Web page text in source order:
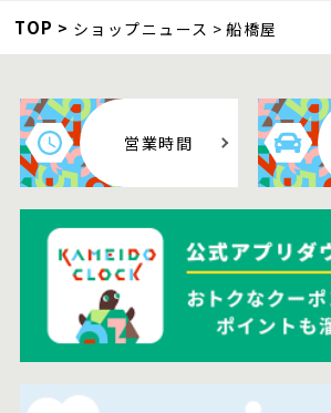
TOP ショップニュース 船橋屋
営業時間